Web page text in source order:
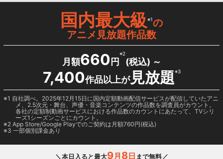
国内最大級※1の
アニメ見放題作品数
月額660 円
※2
(税込) ～
7,400作品以上が見放題※3
1 自社調べ。2025年12月15日に国内定額動画配信サービスが配信していたアニ
メ、2.5次元・舞台、声優・音楽コンテンツの作品数を調査員がカウント。
各社の定額制動画サービスにおける作品数のカウントにあたって、TVシリ
ーズ1シーズンごとにカウント。
2 App Store/Google Playでのご契約は月額760円(税込)
3 一部個別課金あり
＼本日入ると最大9月 8日 まで無料／